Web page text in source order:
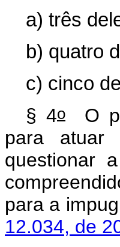
a) três
b) quatro
c) cinco
§ 4o O
para atuar
questionar
para a
12.034, de